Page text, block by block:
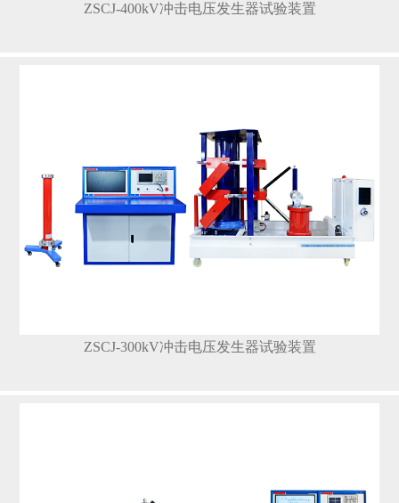
ZSCJ-400kV冲击电压发生器试验装置
ZSCJ-300kV冲击电压发生器试验装置